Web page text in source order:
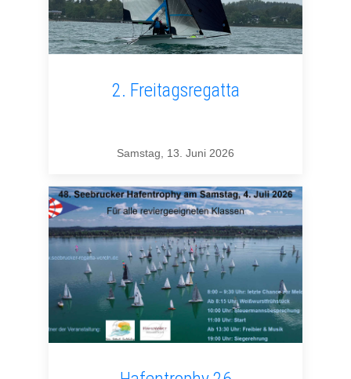
2. Freitagsregatta
Samstag, 13. Juni 2026